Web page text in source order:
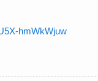
hmWkWjuw